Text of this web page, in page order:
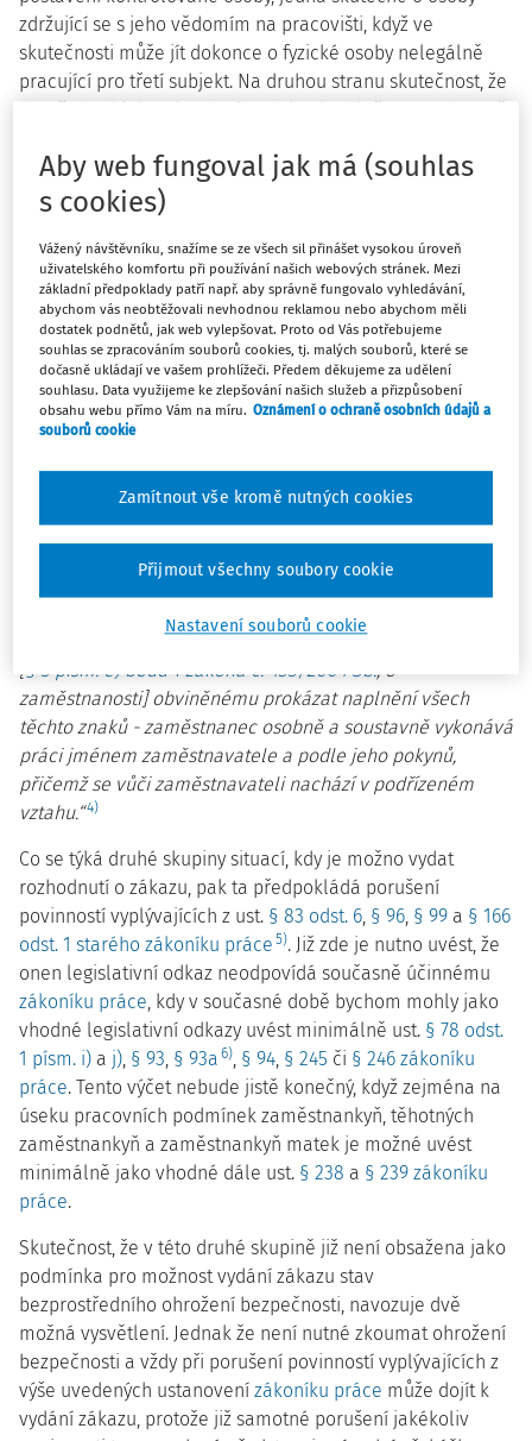
zdržující se s jeho vědomím na pracovišti, když ve
skutečnosti může jít dokonce o fyzické osoby nelegálně
pracující pro třetí subjekt. Na druhou stranu skutečnost, že
pro třetí subjekt vykonávají práci nelegálně, nemusí nutně
101 zákoníku práce tedy působí v oblasti uvedeného
ustanovenízákoníku práce
okruhu osob, což našlo svoje zrcadlení v dikci
předmětného ustanovenízákona o inspekci práce.
K výše zmíněnému posuzování závislosti práce a potažmo
tak i práce nelegální pouze dodejme, že na základě
současného vývoje judikatury Nejvyššího správního soudu
lze za definiční znak závislé práce, jejíž znaky mají svoje
ukotvení v citovaném ust.§ 2 odst. 1 zákoníku práce,
považovat dále prvek soustavnosti.
všech znaků závislé práce vymezených v§ 2 odst. 1
zákoníku prácez roku 2006 je osobní či hospodářská
závislost zaměstnance na zaměstnavateli. Tyto znaky
slouží k odlišení závislé práce od jiných ekonomických
aktivit (zejména samostatného podnikání), ale také od
aktivit jiného charakteru (zejména mezilidské výpomoci).
Proto musí správní orgány při postihování nelegální práce
[§ 5 písm. e) bodu 1 zákona č. 435/2004 Sb., o
zaměstnanosti] obviněnému prokázat naplnění všech
těchto znaků - zaměstnanec osobně a soustavně vykonává
práci jménem zaměstnavatele a podle jeho pokynů,
přičemž se vůči zaměstnavateli nachází v podřízeném
vztahu.“4)
Co se týká druhé skupiny situací, kdy je možno vydat
rozhodnutí o zákazu, pak ta předpokládá porušení
povinností vyplývajících z ust. § 83 odst. 6, § 96, § 99 a § 166
odst. 1 starého zákoníku práce 5). Již zde je nutno uvést, že
onen legislativní odkaz neodpovídá současně účinnému
zákoníku práce, kdy v současné době bychom mohly jako
vhodné legislativní odkazy uvést minimálně ust. § 78 odst.
1 písm. i) a j), § 93, § 93a 6), § 94, § 245 či § 246 zákoníku
práce. Tento výčet nebude jistě konečný, když zejména na
úseku pracovních podmínek zaměstnankyň, těhotných
zaměstnankyň a zaměstnankyň matek je možné uvést
minimálně jako vhodné dále ust. § 238 a § 239 zákoníku
práce.
Skutečnost, že v této druhé skupině již není obsažena jako
podmínka pro možnost vydání zákazu stav
bezprostředního ohrožení bezpečnosti, navozuje dvě
možná vysvětlení. Jednak že není nutné zkoumat ohrožení
bezpečnosti a vždy při porušení povinností vyplývajících z
výše uvedených ustanovení zákoníku práce může dojít k
vydání zákazu, protože již samotné porušení jakékoliv
Aby web fungoval jak má (souhlas
s cookies)
Vážený návštěvníku, snažíme se ze všech sil přinášet vysokou úroveň
uživatelského komfortu při používání našich webových stránek. Mezi
základní předpoklady patří např. aby správně fungovalo vyhledávání,
abychom vás neobtěžovali nevhodnou reklamou nebo abychom měli
dostatek podnětů, jak web vylepšovat. Proto od Vás potřebujeme
souhlas se zpracováním souborů cookies, tj. malých souborů, které se
dočasně ukládají ve vašem prohlížeči. Předem děkujeme za udělení
souhlasu. Data využijeme ke zlepšování našich služeb a přizpůsobení
obsahu webu přímo Vám na míru. Oznámení o ochraně osobních údajů a
souborů cookie
Nastavení souborů cookie
Zamítnout vše kromě nutných cookies
Přijmout všechny soubory cookie